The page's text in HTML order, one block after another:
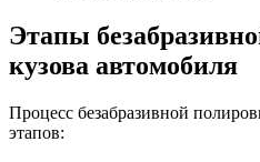
Этапы
кузова автомобиля
Процесс безабразивной
этапов: